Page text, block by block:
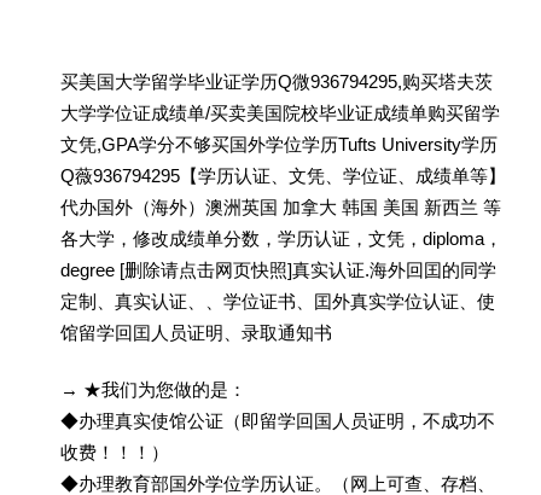
买美国大学留学毕业证学历Q微936794295,购买塔夫茨
大学学位证成绩单/买卖美国院校毕业证成绩单购买留学
文凭,GPA学分不够买国外学位学历Tufts University学历
Q薇936794295【学历认证、文凭、学位证、成绩单等】
代办国外（海外）澳洲英国 加拿大 韩国 美国 新西兰 等
各大学，修改成绩单分数，学历认证，文凭，diploma，
degree [删除请点击网页快照]真实认证.海外回囯的同学
定制、真实认证、、学位证书、囯外真实学位认证、使
馆留学回囯人员证明、录取通知书
→ ★我们为您做的是：
◆办理真实使馆公证（即留学回国人员证明，不成功不
收费！！！）
◆办理教育部国外学位学历认证。（网上可查、存档、